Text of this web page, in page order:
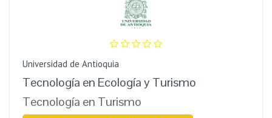
Universidad de Antioquia
Tecnología en Ecología y Turismo
Tecnología en Turismo